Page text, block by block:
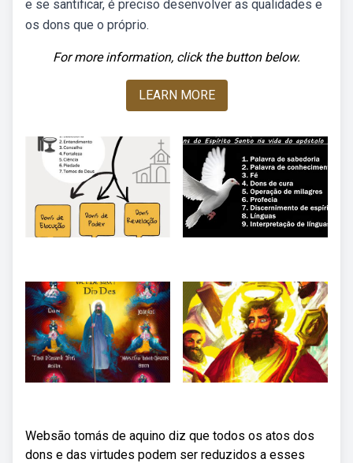
e se santificar, é preciso desenvolver as qualidades e
os dons que o próprio.
For more information, click the button below.
LEARN MORE
Websão tomás de aquino diz que todos os atos dos
dons e das virtudes podem ser reduzidos a esses